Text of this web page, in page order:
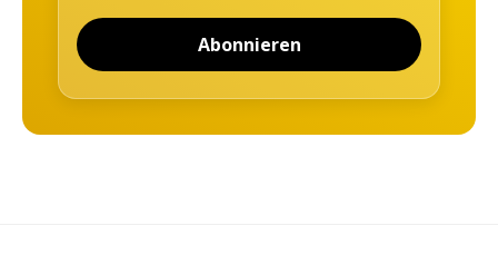
Abonnieren